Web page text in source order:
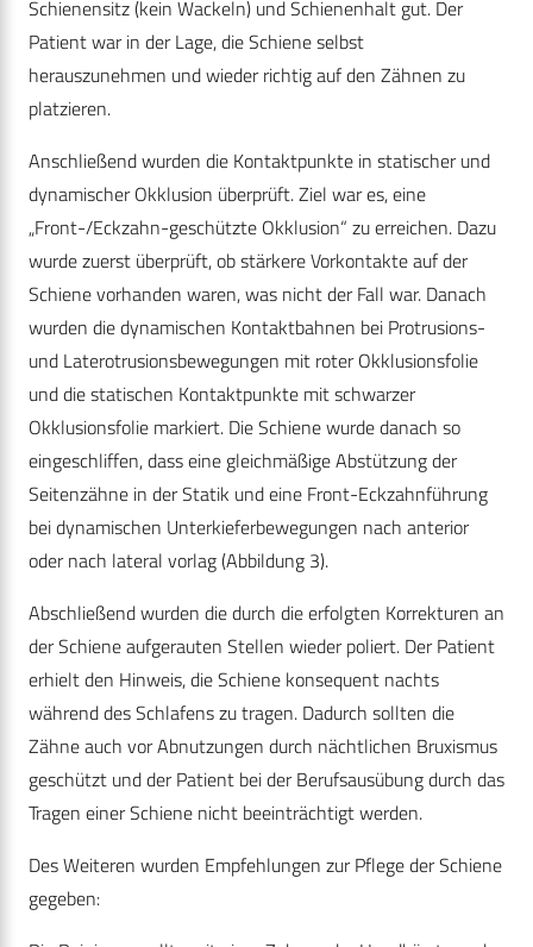
Schienensitz (kein Wackeln) und Schienenhalt gut. Der
Patient war in der Lage, die Schiene selbst
herauszunehmen und wieder richtig auf den Zähnen zu
platzieren.
Anschließend wurden die Kontaktpunkte in statischer und
dynamischer Okklusion überprüft. Ziel war es, eine
„Front-/Eckzahn-geschützte Okklusion“ zu erreichen. Dazu
wurde zuerst überprüft, ob stärkere Vorkontakte auf der
Schiene vorhanden waren, was nicht der Fall war. Danach
wurden die dynamischen Kontaktbahnen bei Protrusions-
und Laterotrusionsbewegungen mit roter Okklusionsfolie
und die statischen Kontaktpunkte mit schwarzer
Okklusionsfolie markiert. Die Schiene wurde danach so
eingeschliffen, dass eine gleichmäßige Abstützung der
Seitenzähne in der Statik und eine Front-Eckzahnführung
bei dynamischen Unterkieferbewegungen nach anterior
oder nach lateral vorlag (Abbildung 3).
Abschließend wurden die durch die erfolgten Korrekturen an
der Schiene aufgerauten Stellen wieder poliert. Der Patient
erhielt den Hinweis, die Schiene konsequent nachts
während des Schlafens zu tragen. Dadurch sollten die
Zähne auch vor Abnutzungen durch nächtlichen Bruxismus
geschützt und der Patient bei der Berufsausübung durch das
Tragen einer Schiene nicht beeinträchtigt werden.
Des Weiteren wurden Empfehlungen zur Pflege der Schiene
gegeben: